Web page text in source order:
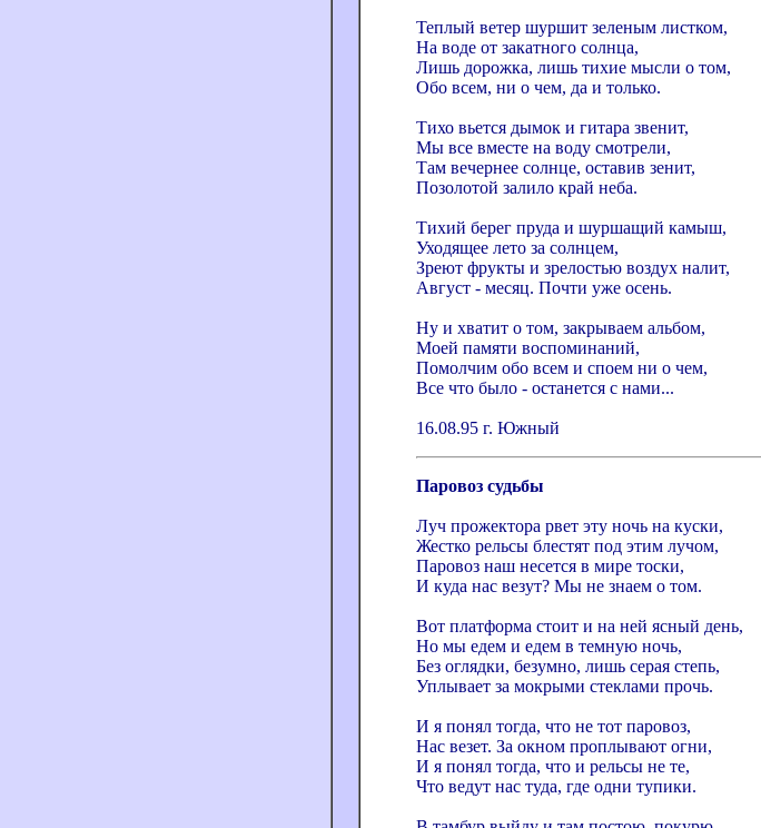
Теплый ветер шуршит зеленым листком,
На воде от закатного солнца,
Лишь дорожка, лишь тихие мысли о том,
Обо всем, ни о чем, да и только.
Тихо вьется дымок и гитара звенит,
Мы все вместе на воду смотрели,
Там вечернее солнце, оставив зенит,
Позолотой залило край неба.
Тихий берег пруда и шуршащий камыш,
Уходящее лето за солнцем,
Зреют фрукты и зрелостью воздух налит,
Август - месяц. Почти уже осень.
Ну и хватит о том, закрываем альбом,
Моей памяти воспоминаний,
Помолчим обо всем и споем ни о чем,
Все что было - останется с нами...
16.08.95 г. Южный
Паровоз судьбы
Луч прожектора рвет эту ночь на куски,
Жестко рельсы блестят под этим лучом,
Паровоз наш несется в мире тоски,
И куда нас везут? Мы не знаем о том.
Вот платформа стоит и на ней ясный день,
Но мы едем и едем в темную ночь,
Без оглядки, безумно, лишь серая степь,
Уплывает за мокрыми стеклами прочь.
И я понял тогда, что не тот паровоз,
Нас везет. За окном проплывают огни,
И я понял тогда, что и рельсы не те,
Что ведут нас туда, где одни тупики.